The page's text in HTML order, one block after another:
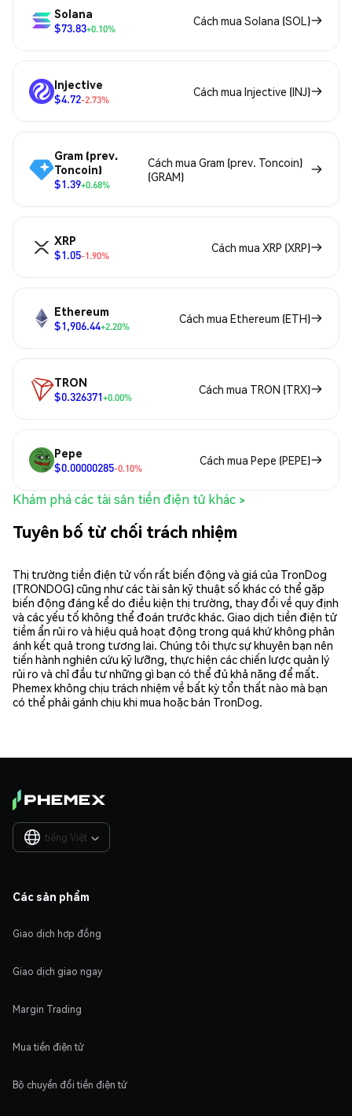
Solana
$73.83+0.10%
Cách mua Solana (SOL)
Injective
$4.72-2.73%
Cách mua Injective (INJ)
Gram (prev.
Toncoin)
$1.39+0.68%
Cách mua Gram (prev. Toncoin)
(GRAM)
XRP
$1.05-1.90%
Cách mua XRP (XRP)
Ethereum
$1,906.44+2.20%
Cách mua Ethereum (ETH)
TRON
$0.326371+0.00%
Cách mua TRON (TRX)
Pepe
$0.00000285-0.10%
Cách mua Pepe (PEPE)
Khám phá các tài sản tiền điện tử khác >
Tuyên bố từ chối trách nhiệm
Thị trường tiền điện tử vốn rất biến động và giá của TronDog
(TRONDOG) cũng như các tài sản kỹ thuật số khác có thể gặp
biến động đáng kể do điều kiện thị trường, thay đổi về quy định
và các yếu tố không thể đoán trước khác. Giao dịch tiền điện tử
tiềm ẩn rủi ro và hiệu quả hoạt động trong quá khứ không phản
ánh kết quả trong tương lai. Chúng tôi thực sự khuyên bạn nên
tiến hành nghiên cứu kỹ lưỡng, thực hiện các chiến lược quản lý
rủi ro và chỉ đầu tư những gì bạn có thể đủ khả năng để mất.
Phemex không chịu trách nhiệm về bất kỳ tổn thất nào mà bạn
có thể phải gánh chịu khi mua hoặc bán TronDog.
tiếng Việt 
Các sản phẩm
Giao dịch hợp đồng
Giao dịch giao ngay
Margin Trading
Mua tiền điện tử
Bộ chuyển đổi tiền điện tử